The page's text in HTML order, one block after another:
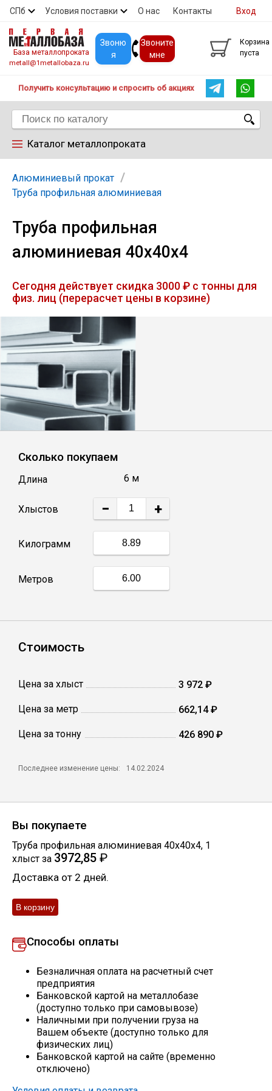
СПб Условия поставки О нас Контакты
Скидки Прайс Покупателям
Вход
База металлопроката
metall@1metallobaza.ru
Звоню
я
Звоните
мне
Корзина
пуста
Получить консультацию и спросить об акциях
Каталог металлопроката
Арматура
Труба
Лист
Уголок
Швеллер
Квадрат
Полоса
Катанка
Столбы заборные
Проволока
Остальное
Алюминиевый прокат
Алюминиевый прокат
Труба профильная алюминиевая
Труба профильная
алюминиевая 40х40х4
Сегодня действует скидка 3000 ₽ с тонны для
физ. лиц (перерасчет цены в корзине)
Сколько покупаем
Длина 6 м
Хлыстов − +
Килограмм
Метров
Стоимость
Цена за хлыст 3 972 ₽
Цена за метр 662,14 ₽
Цена за тонну 426 890 ₽
Последнее изменение цены: 14.02.2024
Вы покупаете
Труба профильная алюминиевая 40х40х4, 1
хлыст за 3972,85 ₽
Доставка от 2 дней.
Способы оплаты
Безналичная оплата на расчетный счет
предприятия
Банковской картой на металлобазе
(доступно только при самовывозе)
Наличными при получении груза на
Вашем объекте (доступно только для
физических лиц)
Банковской картой на сайте (временно
отключено)